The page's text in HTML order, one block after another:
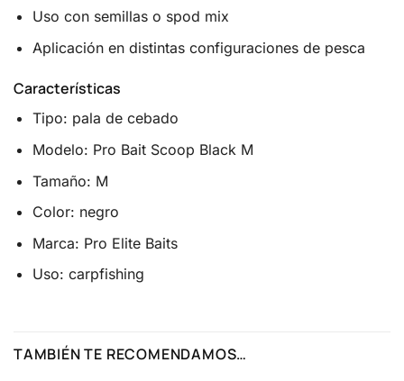
Uso con semillas o spod mix
Aplicación en distintas configuraciones de pesca
Características
Tipo: pala de cebado
Modelo: Pro Bait Scoop Black M
Tamaño: M
Color: negro
Marca: Pro Elite Baits
Uso: carpfishing
TAMBIÉN TE RECOMENDAMOS…